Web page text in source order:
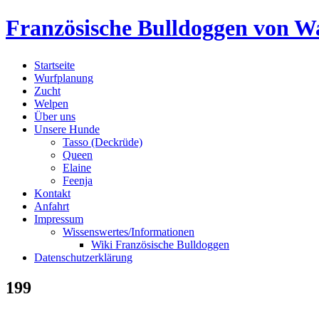
Skip
to
Französische Bulldoggen von
Startseite
Wurfplanung
Zucht
Welpen
Über uns
Unsere Hunde
Tasso (Deckrüde)
Queen
Elaine
Feenja
Kontakt
Anfahrt
Impressum
Wissenswertes/Informationen
Wiki Französische Bulldoggen
Datenschutzerklärung
199